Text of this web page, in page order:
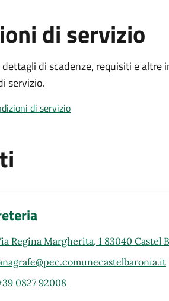
di servizio
dettagli di scadenze, requisiti e
servizio.
di servizio
Regina Margherita, 1 83040 Castel
0827 92008